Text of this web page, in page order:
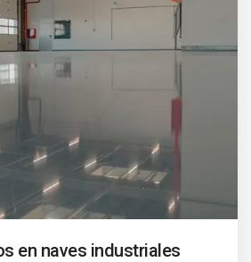
en naves industriales